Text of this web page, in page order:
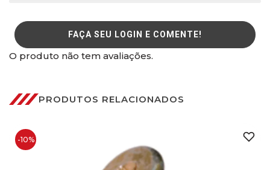
FAÇA SEU LOGIN E COMENTE!
O produto não tem avaliações.
PRODUTOS RELACIONADOS
-10%